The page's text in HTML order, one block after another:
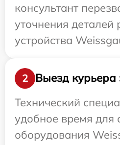
консультант
уточнения
устройства
2
Выезд курьера
Технический
удобное время для
оборудования